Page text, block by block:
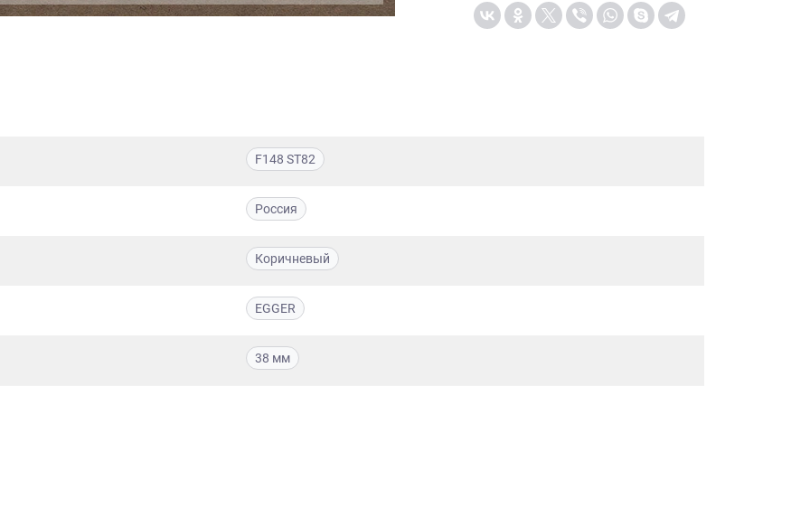
F148 ST82
Россия
Коричневый
EGGER
38 мм